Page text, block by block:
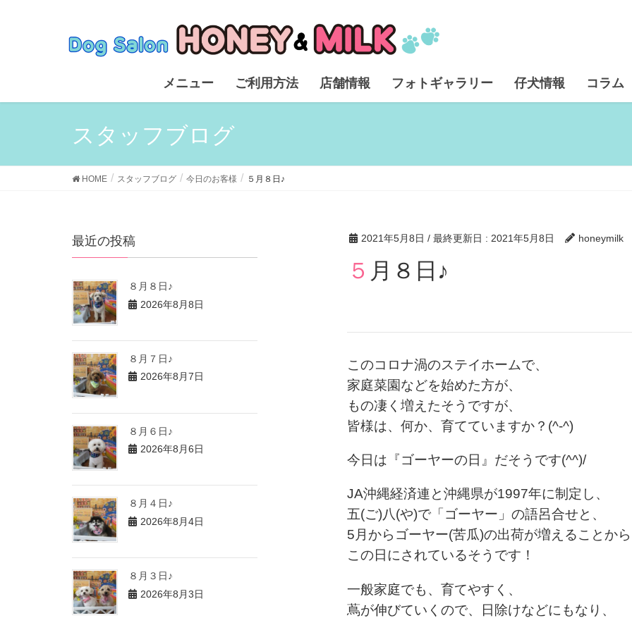
メニュー ご利用方法 店舗情報 フォトギャラリー 仔犬情報 コラム
スタッフブログ
HOME スタッフブログ 今日のお客様 ５月８日♪
2021年5月8日 / 最終更新日 : 2021年5月8日 honeymilk
５月８日♪
このコロナ渦のステイホームで、
家庭菜園などを始めた方が、
もの凄く増えたそうですが、
皆様は、何か、育てていますか？(^-^)
今日は『ゴーヤーの日』だそうです(^^)/
JA沖縄経済連と沖縄県が1997年に制定し、
五(ご)八(や)で「ゴーヤー」の語呂合せと、
5月からゴーヤー(苦瓜)の出荷が増えることか
この日にされているそうです！
一般家庭でも、育てやすく、
蔦が伸びていくので、日除けなどにもなり、
最近の投稿
８月８日♪
2026年8月8日
８月７日♪
2026年8月7日
８月６日♪
2026年8月6日
８月４日♪
2026年8月4日
８月３日♪
2026年8月3日